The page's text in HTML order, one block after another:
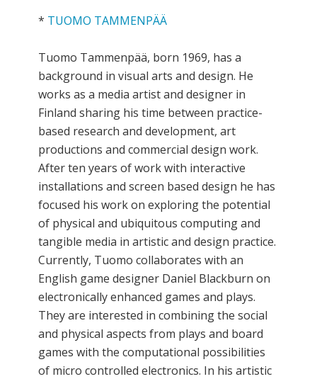
* TUOMO TAMMENPÄÄ
Tuomo Tammenpää, born 1969, has a
background in visual arts and design. He
works as a media artist and designer in
Finland sharing his time between practice-
based research and development, art
productions and commercial design work.
After ten years of work with interactive
installations and screen based design he has
focused his work on exploring the potential
of physical and ubiquitous computing and
tangible media in artistic and design practice.
Currently, Tuomo collaborates with an
English game designer Daniel Blackburn on
electronically enhanced games and plays.
They are interested in combining the social
and physical aspects from plays and board
games with the computational possibilities
of micro controlled electronics. In his artistic